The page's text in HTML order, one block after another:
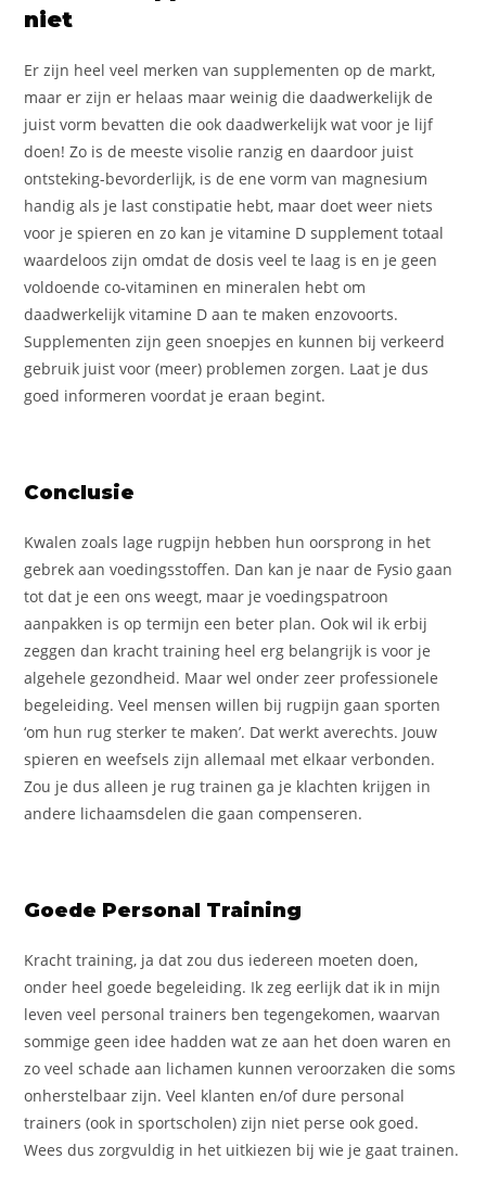
niet
Er zijn heel veel merken van supplementen op de markt,
maar er zijn er helaas maar weinig die daadwerkelijk de
juist vorm bevatten die ook daadwerkelijk wat voor je lijf
doen! Zo is de meeste visolie ranzig en daardoor juist
ontsteking-bevorderlijk, is de ene vorm van magnesium
handig als je last constipatie hebt, maar doet weer niets
voor je spieren en zo kan je vitamine D supplement totaal
waardeloos zijn omdat de dosis veel te laag is en je geen
voldoende co-vitaminen en mineralen hebt om
daadwerkelijk vitamine D aan te maken enzovoorts.
Supplementen zijn geen snoepjes en kunnen bij verkeerd
gebruik juist voor (meer) problemen zorgen. Laat je dus
goed informeren voordat je eraan begint.
Conclusie
Kwalen zoals lage rugpijn hebben hun oorsprong in het
gebrek aan voedingsstoffen. Dan kan je naar de Fysio gaan
tot dat je een ons weegt, maar je voedingspatroon
aanpakken is op termijn een beter plan. Ook wil ik erbij
zeggen dan kracht training heel erg belangrijk is voor je
algehele gezondheid. Maar wel onder zeer professionele
begeleiding. Veel mensen willen bij rugpijn gaan sporten
‘om hun rug sterker te maken’. Dat werkt averechts. Jouw
spieren en weefsels zijn allemaal met elkaar verbonden.
Zou je dus alleen je rug trainen ga je klachten krijgen in
andere lichaamsdelen die gaan compenseren.
Goede Personal Training
Kracht training, ja dat zou dus iedereen moeten doen,
onder heel goede begeleiding. Ik zeg eerlijk dat ik in mijn
leven veel personal trainers ben tegengekomen, waarvan
sommige geen idee hadden wat ze aan het doen waren en
zo veel schade aan lichamen kunnen veroorzaken die soms
onherstelbaar zijn. Veel klanten en/of dure personal
trainers (ook in sportscholen) zijn niet perse ook goed.
Wees dus zorgvuldig in het uitkiezen bij wie je gaat trainen.